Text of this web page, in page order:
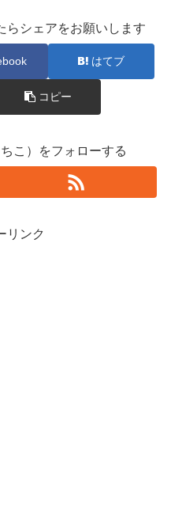
らシェアをお願いします
はてブ
コピー
こ）をフォローする
リンク